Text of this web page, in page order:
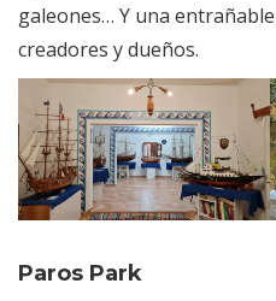
galeones… Y una
creadores y dueños.
Paros Park